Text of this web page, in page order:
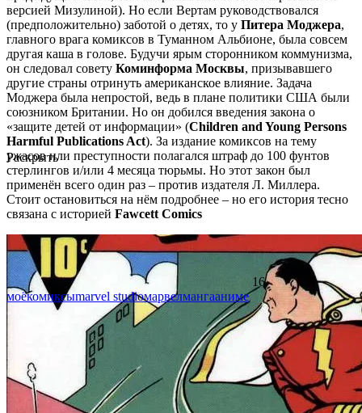
версией Мизулиной). Но если Вертам руководствовался
(предположительно) заботой о детях, то у Питера Моджера,
главного врага комиксов в Туманном Альбионе, была совсем
другая каша в голове. Будучи ярым сторонником коммунизма,
он следовал совету Коминформа Москвы, призывавшего
другие страны отринуть американское влияние. Задача
Моджера была непростой, ведь в плане политики США были
союзником Британии. Но он добился введения закона о
«защите детей от информации» (Children and Young Persons
Harmful Publications Act). За издание комиксов на тему
ужасов или преступности полагался штраф до 100 фунтов
стерлингов и/или 4 месяца тюрьмы. Но этот закон был
применён всего один раз – против издателя Л. Миллера.
Стоит остановиться на нём подробнее – но его история тесно
связана с историей Fawcett Comics
Раскрыть
16
моёкомиксыmarvel studioмарвелмангааниме